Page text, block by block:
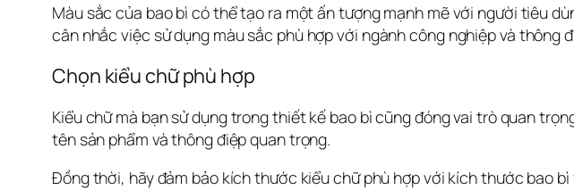
Màu sắc của bao bì có thể tạo ra một ấn tượng mạnh mẽ với người tiêu
cân nhắc việc sử dụng màu sắc phù hợp với ngành công nghiệp và thông
Chọn kiểu chữ phù hợp
Kiểu chữ mà bạn sử dụng trong thiết kế bao bì cũng đóng vai trò quan
tên sản phẩm và thông điệp quan trọng.
Đồng thời, hãy đảm bảo kích thước kiểu chữ phù hợp với kích thước bao bì